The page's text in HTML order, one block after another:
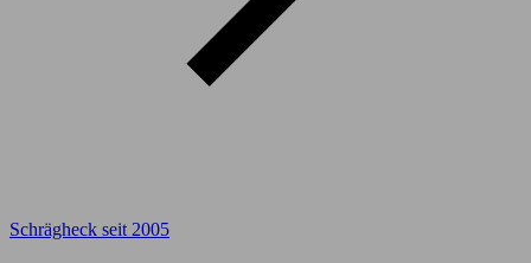
Schrägheck seit 2005